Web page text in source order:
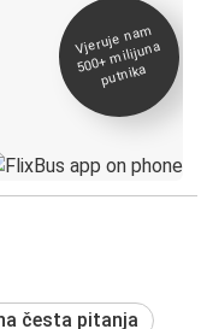
Vjeruje na
m
500+
milijuna
putnika
česta pitanja